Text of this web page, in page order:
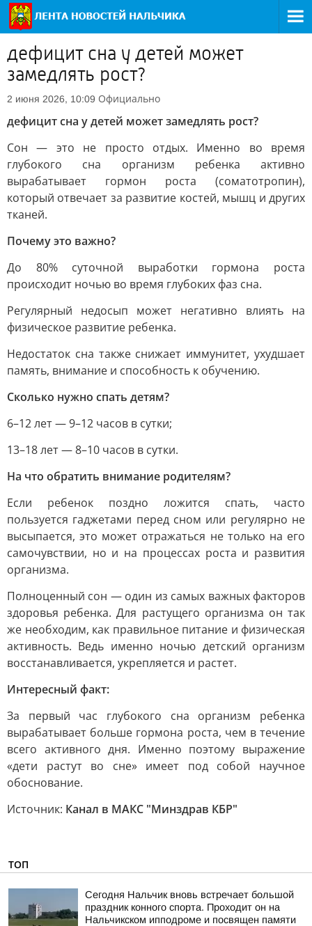
дефицит сна у детей может
замедлять рост?
2 июня 2026, 10:09 Официально
дефицит сна у детей может замедлять рост?
Сон — это не просто отдых. Именно во время
глубокого сна организм ребенка активно
вырабатывает гормон роста (соматотропин),
который отвечает за развитие костей, мышц и других
тканей.
Почему это важно?
До 80% суточной выработки гормона роста
происходит ночью во время глубоких фаз сна.
Регулярный недосып может негативно влиять на
физическое развитие ребенка.
Недостаток сна также снижает иммунитет, ухудшает
память, внимание и способность к обучению.
Сколько нужно спать детям?
6–12 лет — 9–12 часов в сутки;
13–18 лет — 8–10 часов в сутки.
На что обратить внимание родителям?
Если ребенок поздно ложится спать, часто
пользуется гаджетами перед сном или регулярно не
высыпается, это может отражаться не только на его
самочувствии, но и на процессах роста и развития
организма.
Полноценный сон — один из самых важных факторов
здоровья ребенка. Для растущего организма он так
же необходим, как правильное питание и физическая
активность. Ведь именно ночью детский организм
восстанавливается, укрепляется и растет.
Интересный факт:
За первый час глубокого сна организм ребенка
вырабатывает больше гормона роста, чем в течение
всего активного дня. Именно поэтому выражение
«дети растут во сне» имеет под собой научное
обоснование.
Источник: Канал в МАКС "Минздрав КБР"
ТОП
Сегодня Нальчик вновь встречает большой
праздник конного спорта. Проходит он на
Нальчикском ипподроме и посвящен памяти